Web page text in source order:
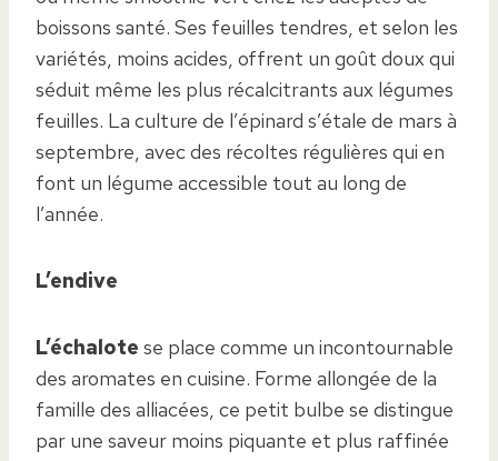
boissons santé. Ses feuilles tendres, et selon les
variétés, moins acides, offrent un goût doux qui
séduit même les plus récalcitrants aux légumes
feuilles. La culture de l’épinard s’étale de mars à
septembre, avec des récoltes régulières qui en
font un légume accessible tout au long de
l’année.
L’endive
L’échalote se place comme un incontournable
des aromates en cuisine. Forme allongée de la
famille des alliacées, ce petit bulbe se distingue
par une saveur moins piquante et plus raffinée